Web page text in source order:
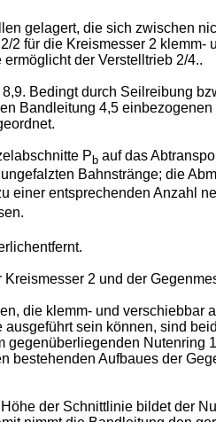
gelagert, die sich zwischen
für die Kreismesser 2 klemm-
der Verstelltrieb 2/4..
Bedingt durch Seilreibung
Bandleitung 4,5
P b auf das
Bahnstränge; die
einer entsprechenden Anzahl
2 und der
die klemm- und verschiebbar
sein können, sind
gegenüberliegenden Nutenring
bestehenden Aufbaues der
der Schnittlinie bildet der